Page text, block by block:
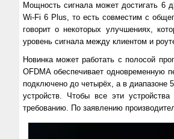
Мощность сигнала может достигать 6
Wi-Fi 6 Plus, то есть совместим с
говорит о некоторых улучшениях,
уровень сигнала между клиентом и
Новинка может работать с полосой
OFDMA обеспечивает одновременную
подключено до четырёх, а в диапазоне
устройств. Чтобы все эти
требованию. По заявлению